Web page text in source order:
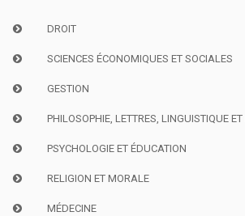
DROIT
SCIENCES ÉCONOMIQUES ET SOCIALES
GESTION
PHILOSOPHIE, LETTRES, LINGUISTIQUE ET
PSYCHOLOGIE ET ÉDUCATION
RELIGION ET MORALE
MÉDECINE